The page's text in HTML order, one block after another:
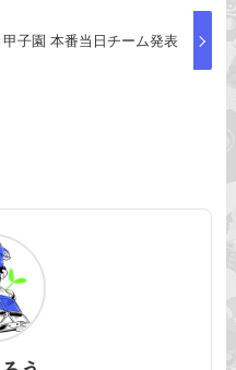
甲子園 本番当日チーム発表